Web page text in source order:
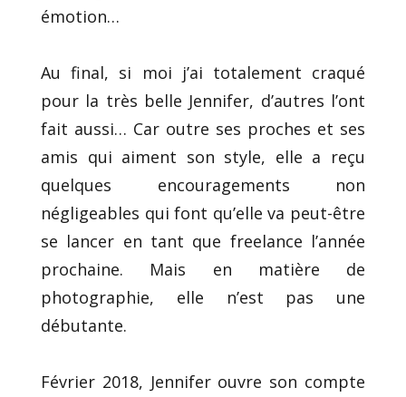
émotion…
Au final, si moi j’ai totalement craqué
pour la très belle Jennifer, d’autres l’ont
fait aussi… Car outre ses proches et ses
amis qui aiment son style, elle a reçu
quelques encouragements non
négligeables qui font qu’elle va peut-être
se lancer en tant que freelance l’année
prochaine. Mais en matière de
photographie, elle n’est pas une
débutante.
Février 2018, Jennifer ouvre son compte